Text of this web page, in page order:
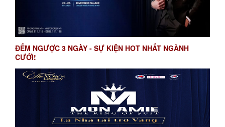
ĐẾM NGƯỢC 3 NGÀY - SỰ KIỆN HOT NHẤT NGÀNH
CƯỚI!